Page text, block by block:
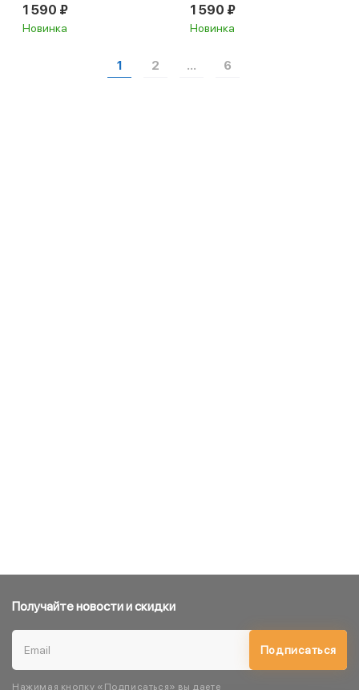
1 590 ₽
Новинка
1 590 ₽
Новинка
1 2 ... 6
Получайте новости и скидки
Подписаться
Нажимая кнопку «Подписаться» вы даете